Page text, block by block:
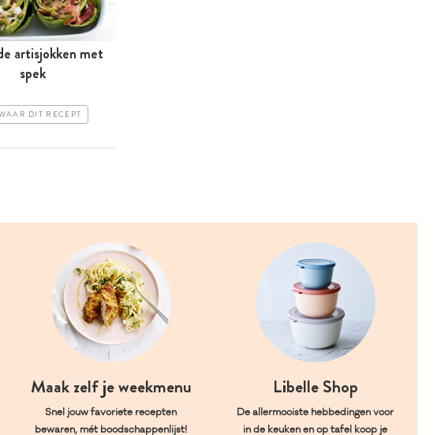
artisjokken met
spek
DIT RECEPT
Maak zelf je weekmenu
Snel jouw favoriete recepten
bewaren, mét boodschappenlijst!
Libelle Shop
De allermooiste hebbedingen voor
in de keuken en op tafel koop je